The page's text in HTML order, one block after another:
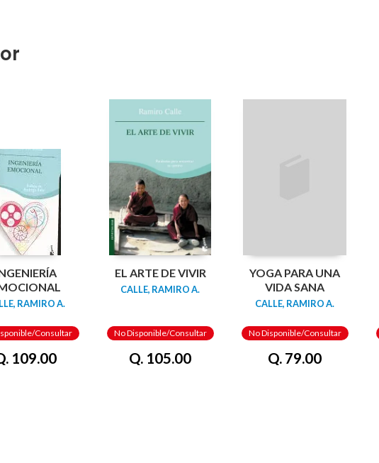
RAMIRO A.
Consultar
109.00
EL ARTE DE VIVIR
CALLE, RAMIRO A.
No Disponible/Consultar
Q. 105.00
YOGA PARA UNA
VIDA SANA
CALLE, RAMIRO A.
No Disponible/Consultar
Q. 79.00